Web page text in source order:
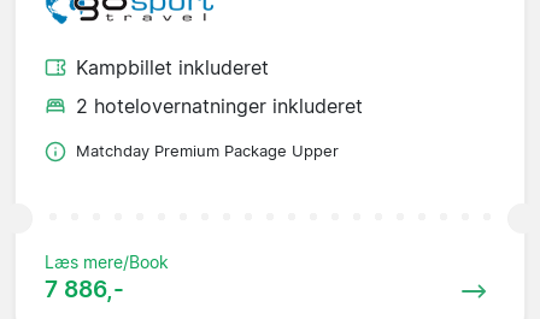
Kampbillet inkluderet
2 hotelovernatninger inkluderet
Matchday Premium Package Upper
Læs mere/Book
7 886,-